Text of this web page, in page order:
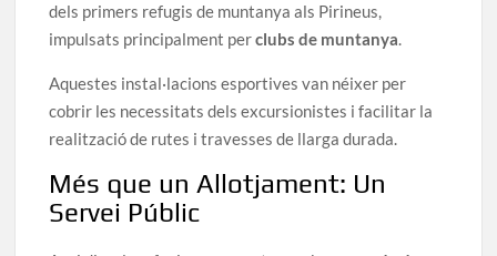
dels primers refugis de muntanya als Pirineus,
impulsats principalment perclubs de muntanya.
Aquestes instal·lacions esportives van néixer per
cobrir les necessitats dels excursionistes i facilitar la
realització de rutes i travesses de llarga durada.
Més que un Allotjament: Un
Servei Públic